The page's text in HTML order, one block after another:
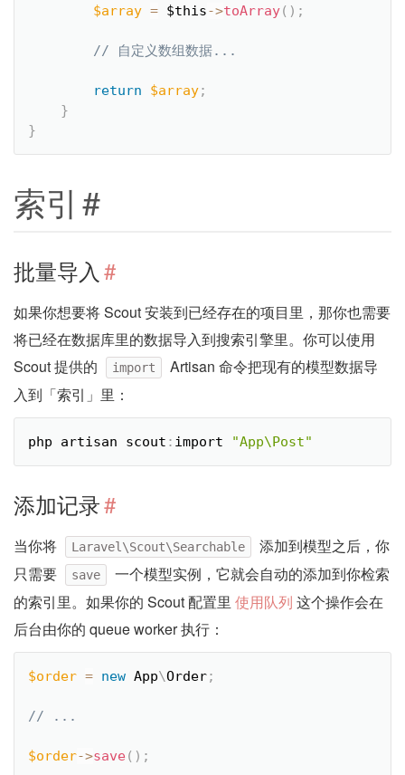
$array = $this->toArray( ) ;
return $array;
}
}
索引 #
批量导入 #
如果你想要将 Scout 安装到已经存在的项目里，那你也需要
将已经在数据库里的数据导入到搜索引擎里。你可以使用
Scout 提供的
import
Artisan 命令把现有的模型数据导
入到「索引」里：
php artisan scout : import "App\Post"
添加记录#
当你将 Laravel\Scout\Searchable
添加到模型之后，你
只需要
save
一个模型实例，它就会自动的添加到你检索
的索引里。如果你的 Scout 配置里 使用队列 这个操作会在
后台由你的 queue worker 执行：
$order = new App\Order;
$order->save( ) ;